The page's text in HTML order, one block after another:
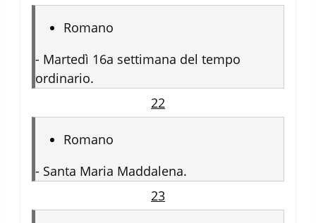
Romano
- Martedì 16a settimana del tempo
ordinario.
22
Romano
- Santa Maria Maddalena.
23